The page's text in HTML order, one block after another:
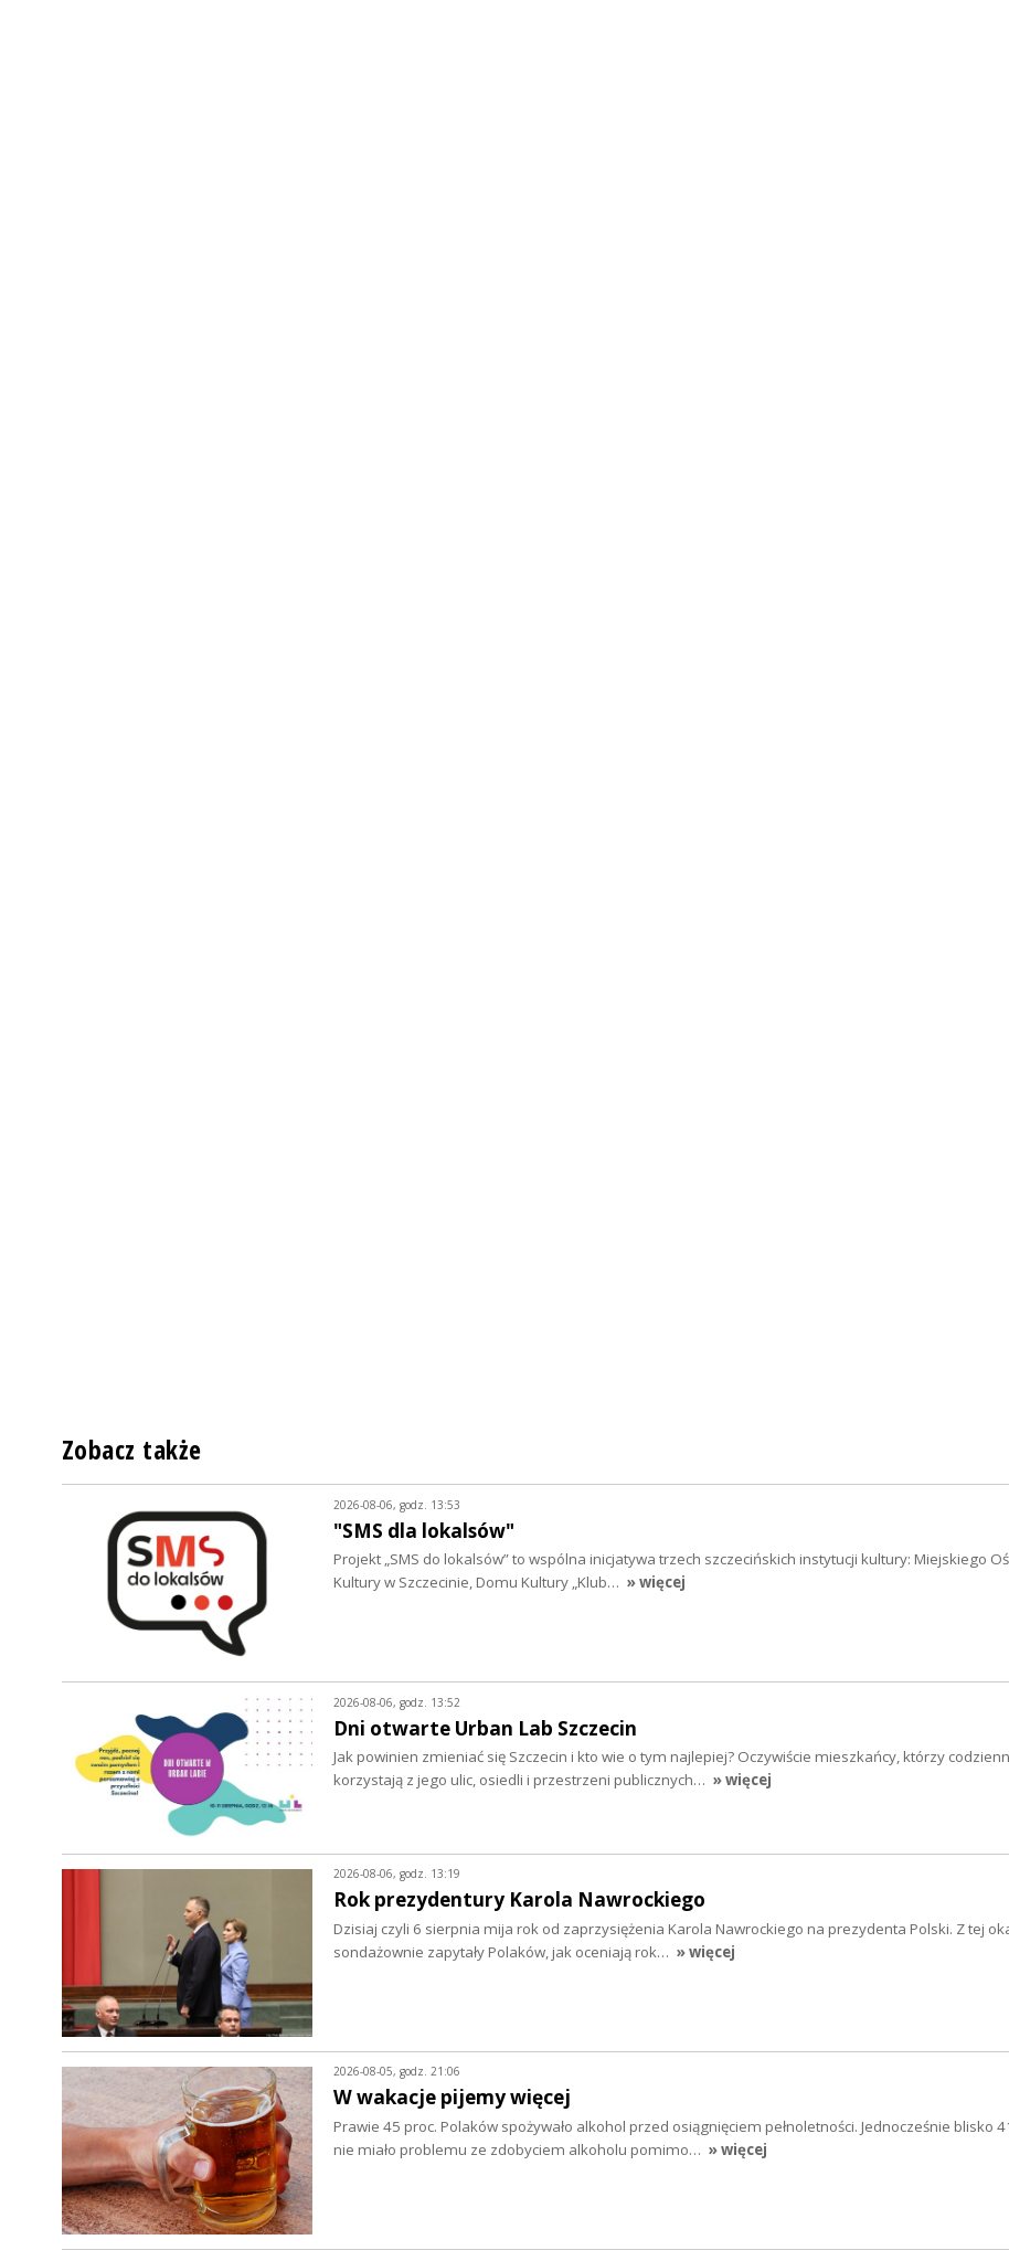
Zobacz także
2026-08-06, godz. 13:53
"SMS dla lokalsów"
Projekt „SMS do lokalsów” to wspólna inicjatywa trzech szczecińskich instytucji kultury: Miejskiego
Kultury w Szczecinie, Domu Kultury „Klub… » więcej
2026-08-06, godz. 13:52
Dni otwarte Urban Lab Szczecin
Jak powinien zmieniać się Szczecin i kto wie o tym najlepiej? Oczywiście mieszkańcy, którzy
korzystają z jego ulic, osiedli i przestrzeni publicznych… » więcej
2026-08-06, godz. 13:19
Rok prezydentury Karola Nawrockiego
Dzisiaj czyli 6 sierpnia mija rok od zaprzysiężenia Karola Nawrockiego na prezydenta Polski. Z tej
sondażownie zapytały Polaków, jak oceniają rok… » więcej
2026-08-05, godz. 21:06
W wakacje pijemy więcej
Prawie 45 proc. Polaków spożywało alkohol przed osiągnięciem pełnoletności. Jednocześnie blisko
nie miało problemu ze zdobyciem alkoholu pomimo… » więcej